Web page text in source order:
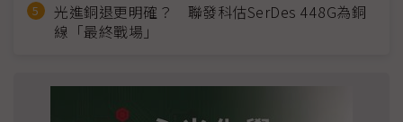
光進銅退更明確？ 聯發科估SerDes 448G為銅
線「最終戰場」